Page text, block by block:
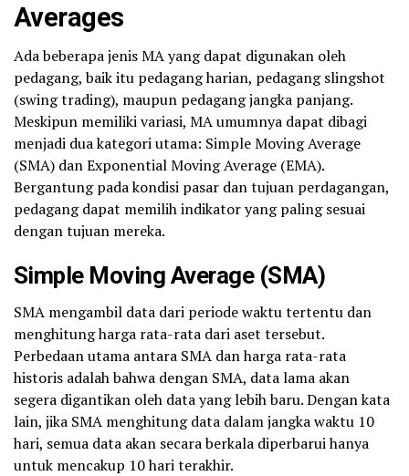
Averages
Ada beberapa jenis MA yang dapat digunakan oleh
pedagang, baik itu pedagang harian, pedagang slingshot
(swing trading), maupun pedagang jangka panjang.
Meskipun memiliki variasi, MA umumnya dapat dibagi
menjadi dua kategori utama: Simple Moving Average
(SMA) dan Exponential Moving Average (EMA).
Bergantung pada kondisi pasar dan tujuan perdagangan,
pedagang dapat memilih indikator yang paling sesuai
dengan tujuan mereka.
Simple Moving Average (SMA)
SMA mengambil data dari periode waktu tertentu dan
menghitung harga rata-rata dari aset tersebut.
Perbedaan utama antara SMA dan harga rata-rata
historis adalah bahwa dengan SMA, data lama akan
segera digantikan oleh data yang lebih baru. Dengan kata
lain, jika SMA menghitung data dalam jangka waktu 10
hari, semua data akan secara berkala diperbarui hanya
untuk mencakup 10 hari terakhir.